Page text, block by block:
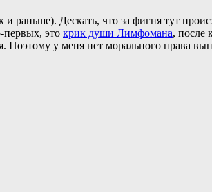
и раньше). Дескать, что за фигня тут
первых, это крик души Лимфомана, после
у меня нет морального права